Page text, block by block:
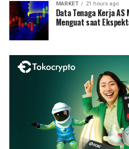
MARKET 21 hours ago
Data Tenaga Kerja
Menguat saat